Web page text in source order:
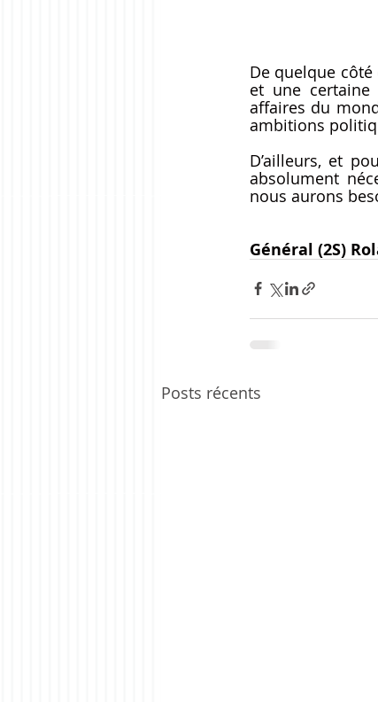
De quelque
et une certaine
affaires du
ambitions
D’ailleurs, et
absolument
nous aurons
Général (2S)
Posts récents